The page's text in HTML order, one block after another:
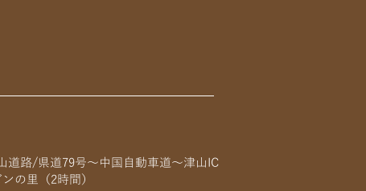
道路/県道79号～中国自動車道～津山IC
の里（2時間）